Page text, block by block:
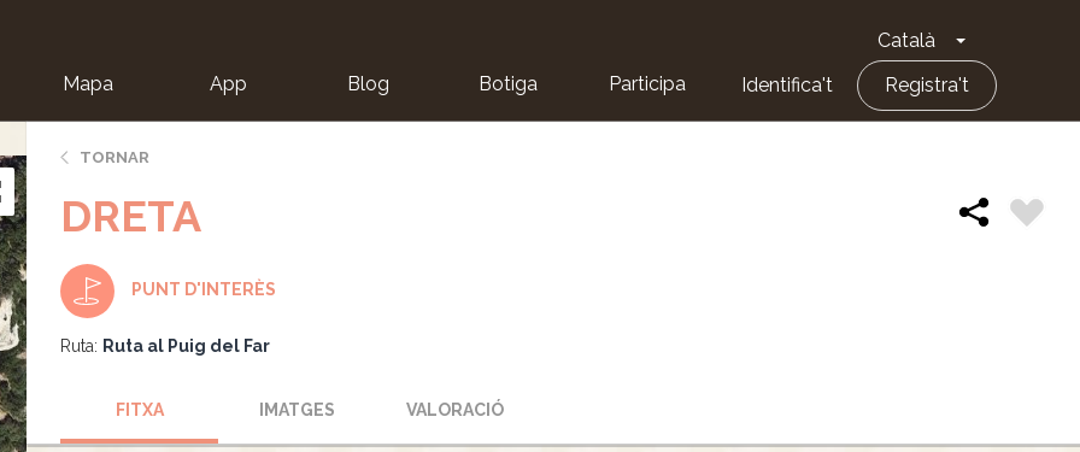
Català Toggle
Mapa App Blog Botiga Participa Identifica't Registra't
TORNAR
DRETA
PUNT D'INTERÈS
Ruta: Ruta al Puig del Far
FITXA IMATGES VALORACIÓ